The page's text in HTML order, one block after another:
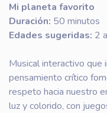
Mi planeta favorito
Duración: 50 minutos
Edades sugeridas: 2
Musical interactivo
pensamiento crítico
respeto hacia nuestro
luz y colorido, con